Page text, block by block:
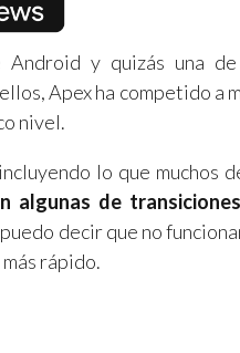
y quizás una de
Apex ha competido a
nivel.
lo que muchos
algunas de
decir que no
rápido.